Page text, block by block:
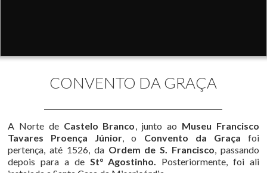
CONVENTO DA GRAÇA
A Norte de Castelo Branco , junto ao Museu Francisco
Tavares Proença Júnior , o Convento da Graça foi
pertença, até 1526, da Ordem de S. Francisco , passando
depois para a de St° Agostinho. Posteriormente, foi ali